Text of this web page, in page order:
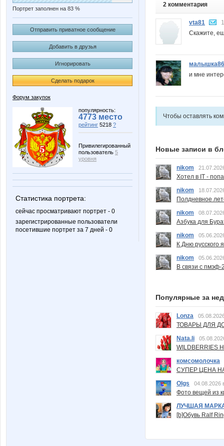
Портрет заполнен на 83 %
Отправить приватное сообщение
Добавить в друзья
Игнорировать
Сделать подарок
Форум закупок
популярность:
4773 место
рейтинг 5218 ?
Привилегированный
пользователь 5
уровня
Статистика портрета:
сейчас просматривают портрет - 0
зарегистрированные пользователи
посетившие портрет за 7 дней - 0
2 комментария
vta81
Скажите,
малышка86
и мне
Чтобы оставлять
Новые записи в
nikom
Хотел в IT -
nikom
Полдневное
nikom
Азбука для
nikom
К Дню русского
nikom
В связи с пмэф-
Популярные за
Lonza
ТОВАРЫ ДЛЯ
Nata.li
комсомолочка
СУПЕР ЦЕНА
Olgs
04.08.2026
Фото вещей из
ЛУЧШАЯ
[b]Обувь Ralf